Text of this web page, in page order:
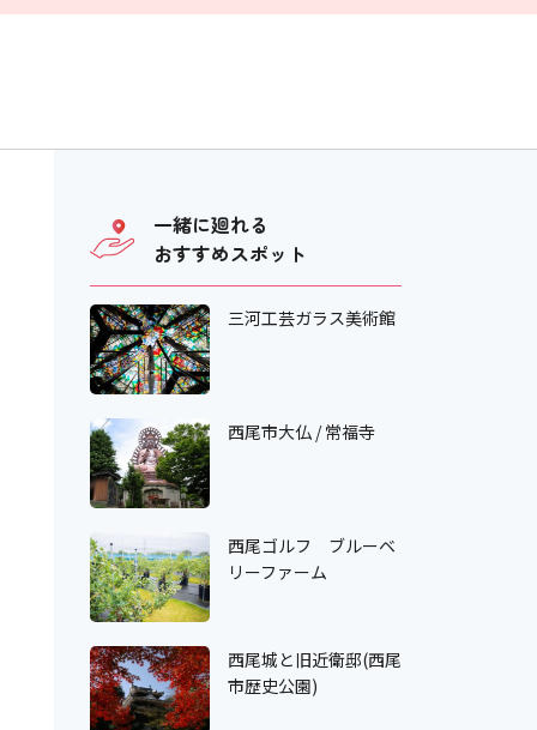
一緒に廻れる
おすすめスポット
三河工芸ガラス美術館
西尾市大仏 / 常福寺
西尾ゴルフ ブルーベ
リーファーム
西尾城と旧近衛邸(西尾
市歴史公園)